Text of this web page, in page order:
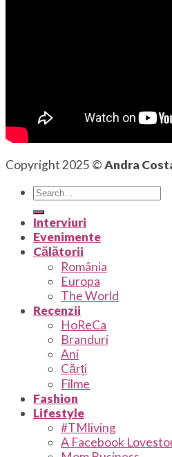
Copyright 2025 ©Andra
Interviuri
Evenimente
Călătorii
România
Europa
The World
Recenzii
HoReCa
Branduri
Ani
Cărți
Filme
Fashion
Lifestyle
#TMliving
A Facebook